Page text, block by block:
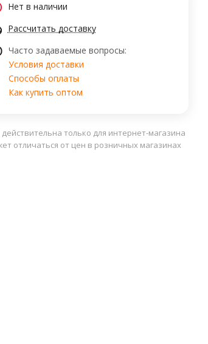
Нет в наличии
Рассчитать доставку
Часто задаваемые вопросы:
Условия доставки
Способы оплаты
Как купить оптом
только для интернет-магазина
отличаться от цен в розничных магазинах